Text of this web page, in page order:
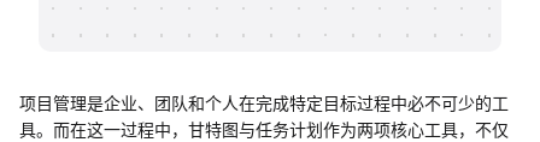
项目管理是企业、团队和个人在完成特定目标过程中必不可少的工
具。而在这一过程中，甘特图与任务计划作为两项核心工具，不仅